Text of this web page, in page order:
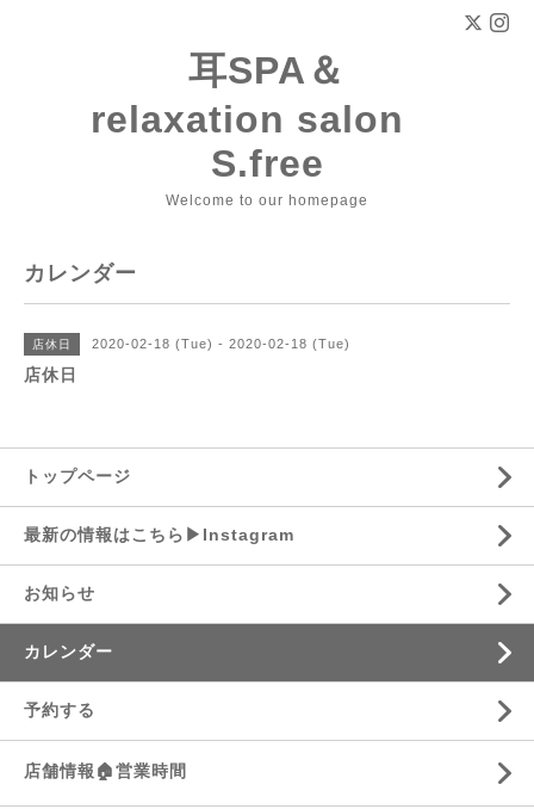
耳SPA＆
relaxation salon
S.free
Welcome to our homepage
カレンダー
店休日 2020-02-18 (Tue) - 2020-02-18 (Tue)
店休日
トップページ
最新の情報はこちら▶︎Instagram
お知らせ
カレンダー
予約する
店舗情報🏠営業時間